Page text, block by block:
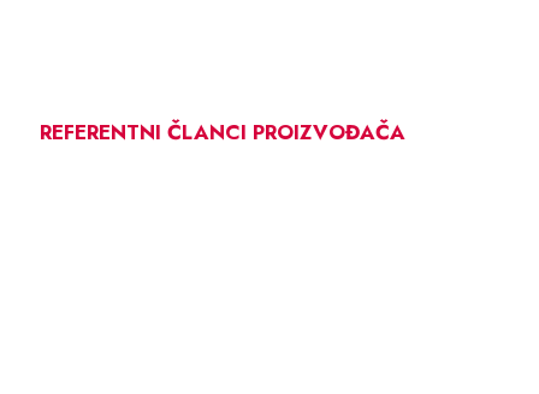
REFERENTNI ČLANCI PROIZVOĐAČA